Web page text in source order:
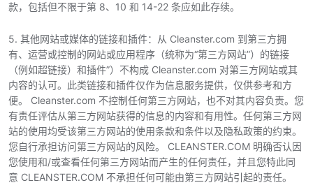
款，包括但不限于第 8、10 和 14-22 条应如此存续。
5. 其他网站或媒体的链接和插件：从 Cleanster.com 到第三方拥
有、运营或控制的网站或应用程序（统称为“第三方网站”）的链接
（例如超链接）和插件”）不构成 Cleanster.com 对第三方网站或其
内容的认可。此类链接和插件仅作为信息服务提供，仅供参考和方
便。 Cleanster.com 不控制任何第三方网站，也不对其内容负责。您
有责任评估从第三方网站获得的信息的内容和有用性。任何第三方网
站的使用均受该第三方网站的使用条款和条件以及隐私政策的约束。
您自行承担访问第三方网站的风险。 CLEANSTER.COM 明确否认因
您使用和/或查看任何第三方网站而产生的任何责任，并且您特此同
意 CLEANSTER.COM 不承担任何可能由第三方网站引起的责任。